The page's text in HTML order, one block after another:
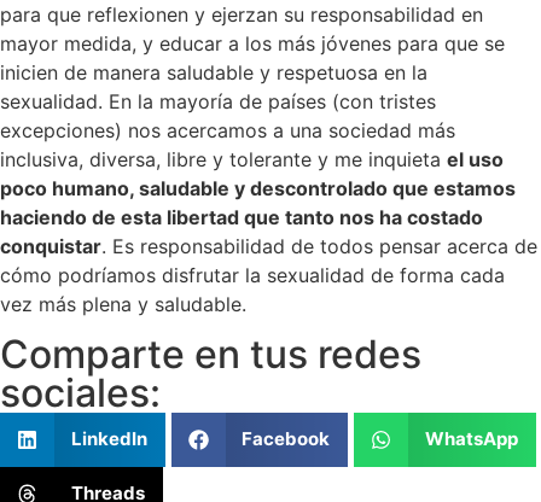
para que reflexionen y ejerzan su responsabilidad en
mayor medida, y educar a los más jóvenes para que se
inicien de manera saludable y respetuosa en la
sexualidad. En la mayoría de países (con tristes
excepciones) nos acercamos a una sociedad más
inclusiva, diversa, libre y tolerante y me inquieta el uso
poco humano, saludable y descontrolado que estamos
haciendo de esta libertad que tanto nos ha costado
conquistar. Es responsabilidad de todos pensar acerca de
cómo podríamos disfrutar la sexualidad de forma cada
vez más plena y saludable.
Comparte en tus redes
sociales:
LinkedIn Facebook WhatsApp
Threads